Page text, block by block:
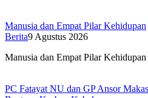
Manusia dan Empat Pilar Kehidupan
Berita9 Agustus 2026
Manusia dan Empat Pilar
PC Fatayat NU dan GP Ansor